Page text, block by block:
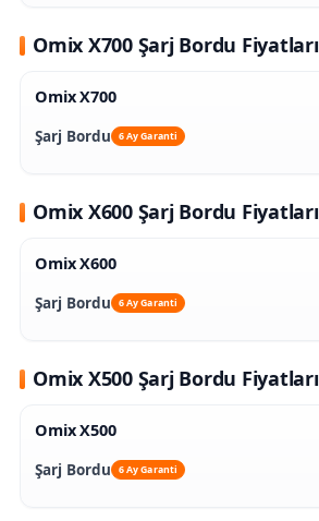
Omix X700 Şarj Bordu Fiyatları
Omix X700
Şarj Bordu 6 Ay Garanti
Omix X600 Şarj Bordu Fiyatları
Omix X600
Şarj Bordu 6 Ay Garanti
Omix X500 Şarj Bordu Fiyatları
Omix X500
Şarj Bordu 6 Ay Garanti